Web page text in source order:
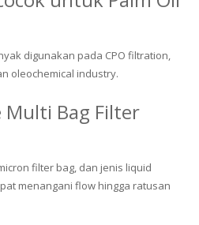
digunakan pada CPO filtration,
oleochemical industry.
Multi Bag Filter
filter bag, dan jenis liquid
menangani flow hingga ratusan